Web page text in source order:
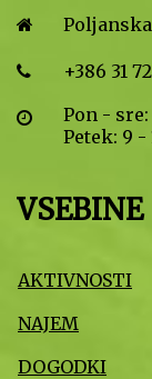
Poljanska
+386 31
Pon - sre:
Petek: 9 -
VSEBINE
AKTIVNOSTI
NAJEM
DOGODKI